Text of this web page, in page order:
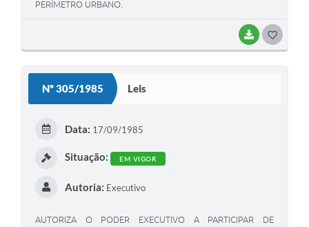
BAIXAR
PERÍMETRO URBANO.
Nº 305/1985 Leis
Data: 17/09/1985
Situação: EM VIGOR
Autoria: Executivo
AUTORIZA O PODER EXECUTIVO A PARTICIPAR DE